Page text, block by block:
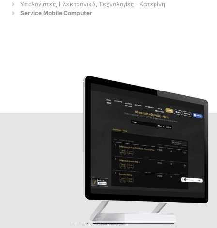
Υπολογιστές, Ηλεκτρονικά, Τεχνολογίες - Κατερίνη
Service Mobile Computer